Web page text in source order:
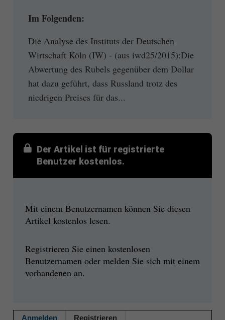
Im Folgenden:
Die Analyse des Instituts der Deutschen
Wirtschaft Köln (IW) - (aus iwd25/2015):Die
Abwertung des Rubels gegenüber dem Dollar
hat dazu geführt, dass Russland trotz des
niedrigen Preises für das...
Der Artikel ist für registrierte
Benutzer kostenlos.
Mit einem Benutzernamen können Sie diesen
Artikel kostenlos lesen.
Registrieren Sie einen kostenlosen
Benutzernamen oder melden Sie sich mit einem
vorhandenen an.
Anmelden Registrieren